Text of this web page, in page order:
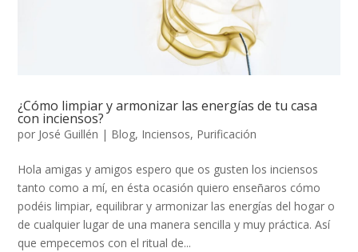
¿Cómo limpiar y armonizar las energías de tu casa
con inciensos?
por José Guillén | Blog, Inciensos, Purificación
Hola amigas y amigos espero que os gusten los inciensos
tanto como a mí, en ésta ocasión quiero enseñaros cómo
podéis limpiar, equilibrar y armonizar las energías del hogar o
de cualquier lugar de una manera sencilla y muy práctica. Así
que empecemos con el ritual de...